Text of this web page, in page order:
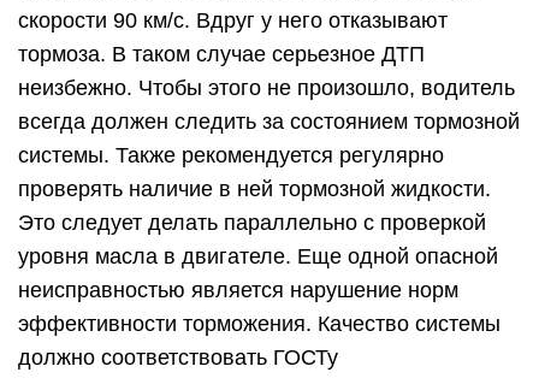
скорости 90 км/с. Вдруг у него отказывают
тормоза. В таком случае серьезное ДТП
неизбежно. Чтобы этого не произошло, водитель
всегда должен следить за состоянием тормозной
системы. Также рекомендуется регулярно
проверять наличие в ней тормозной жидкости.
Это следует делать параллельно с проверкой
уровня масла в двигателе. Еще одной опасной
неисправностью является нарушение норм
эффективности торможения. Качество системы
должно соответствовать ГОСТу